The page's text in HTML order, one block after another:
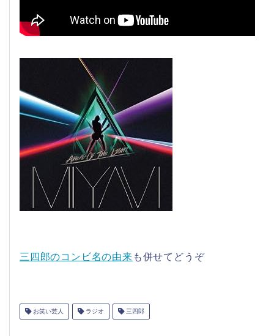
三四郎のコンビ名の由来 も併せてどうぞ
お笑い芸人 ラジオ 三四郎